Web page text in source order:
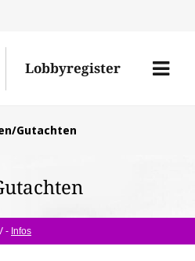
Lobbyregister
Menü
Gutachten
- Infos